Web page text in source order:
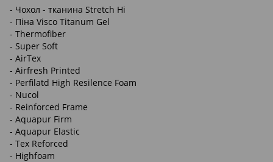
- Чохол - тканина Stretch Hi
- Піна Visco Titanum Gel
- Thermofiber
- Super Soft
- AirTex
- Airfresh Printed
- Perfilatd High Resilence Foam
- Nucol
- Reinforced Frame
- Aquapur Firm
- Aquapur Elastic
- Tex Reforced
- Highfoam